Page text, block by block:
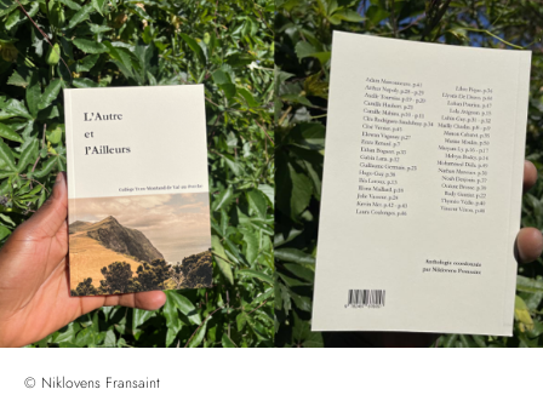
© Niklovens Fransaint